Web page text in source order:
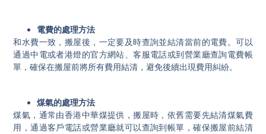
電費的處理方法
和水費一致，搬屋後，一定要及時查詢並結清當前的電費。可以
通過中電或者港燈的官方網站、客服電話或到營業廳查詢電費帳
單，確保在搬屋前將所有費用結清，避免後續出現費用糾紛。
煤氣的處理方法
煤氣，通常由香港中華煤提供，搬屋時，依舊需要先結清煤氣費
用，通過客戶電話或營業廳就可以查詢到帳單，確保搬屋前結清